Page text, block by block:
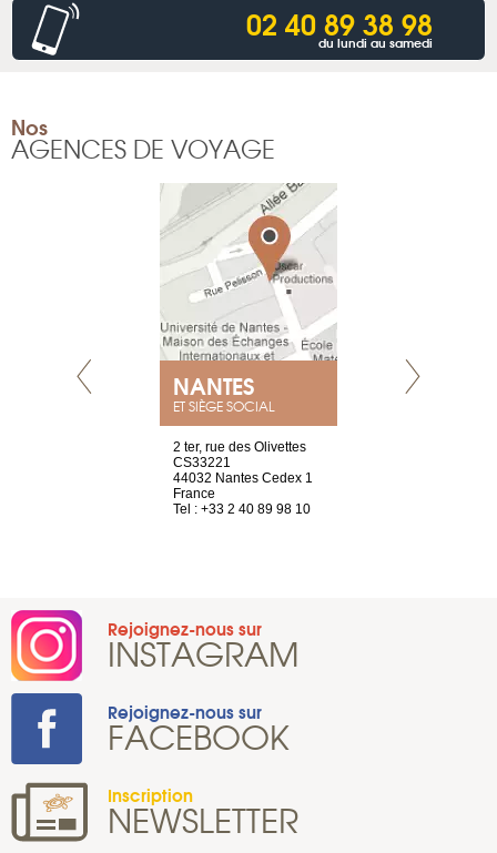
02 40 89 38 98
du lundi au samedi
Nos
AGENCES DE VOYAGE
NANTES
ET SIÈGE SOCIAL
2 ter, rue des Olivettes
CS33221
44032 Nantes Cedex 1
France
Tel : +33 2 40 89 98 10
Rejoignez-nous sur
INSTAGRAM
Rejoignez-nous sur
FACEBOOK
Inscription
NEWSLETTER